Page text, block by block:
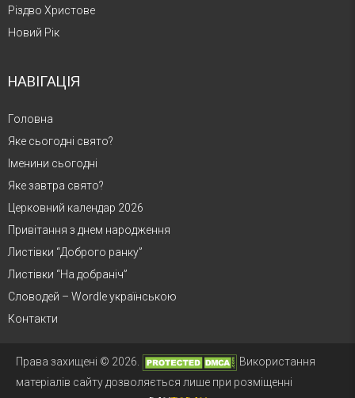
Різдво Христове
Новий Рік
НАВІГАЦІЯ
Головна
Яке сьогодні свято?
Іменини сьогодні
Яке завтра свято?
Церковний календар 2026
Привітання з днем народження
Листівки “Доброго ранку”
Листівки “На добраніч”
Словодей – Wordle українською
Контакти
Права захищені © 2026.
Використання
матеріалів сайту дозволяється лише при розміщенні